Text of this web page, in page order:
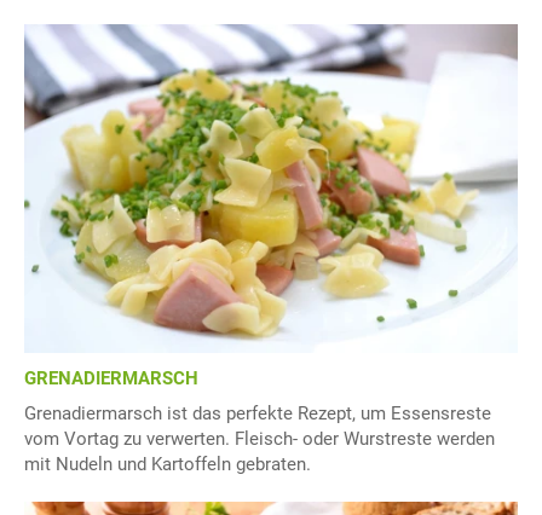
GRENADIERMARSCH
Grenadiermarsch ist das perfekte Rezept, um Essensreste
vom Vortag zu verwerten. Fleisch- oder Wurstreste werden
mit Nudeln und Kartoffeln gebraten.